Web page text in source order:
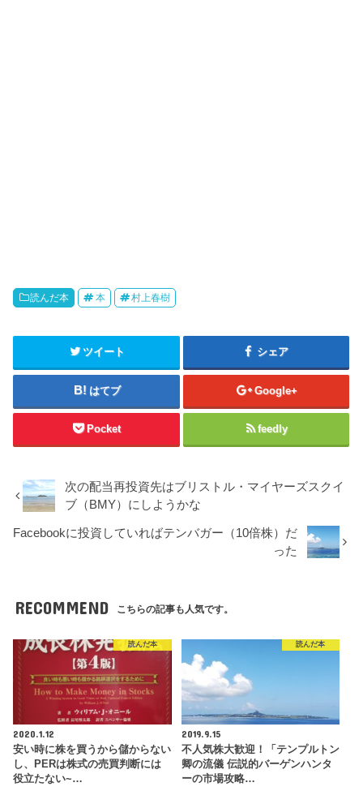
読んだ本 本 村上春樹
ツイート シェア
はてブ Google+
Pocket feedly
次の配当再投資先はブリストル・マイヤーズスクイ
ブ（BMY）にしようかな
Facebookに投資していればテンバガー（10倍株）だ
った
RECOMMEND こちらの記事も人気です。
読んだ本
2020.1.12
安い時に株を買うから儲からない
し、PERは株式の売買判断には
役立たない~…
読んだ本
2019.9.15
不人気株大歓迎！「テンプルトン
卿の流儀 伝説的バーゲンハンタ
ーの市場攻略…